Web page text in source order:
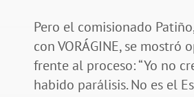
Pero el comisionado
con VORÁGINE, se mostró
frente al proceso: “Yo no
habido parálisis. No es el